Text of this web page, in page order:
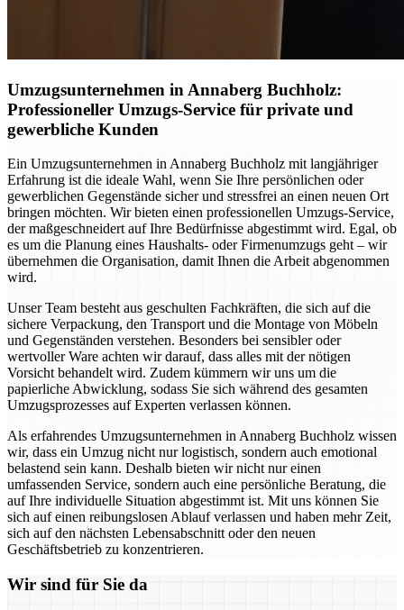
Umzugsunternehmen in Annaberg Buchholz:
Professioneller Umzugs-Service für private und
gewerbliche Kunden
Ein Umzugsunternehmen in Annaberg Buchholz mit langjähriger
Erfahrung ist die ideale Wahl, wenn Sie Ihre persönlichen oder
gewerblichen Gegenstände sicher und stressfrei an einen neuen Ort
bringen möchten. Wir bieten einen professionellen Umzugs-Service,
der maßgeschneidert auf Ihre Bedürfnisse abgestimmt wird. Egal, ob
es um die Planung eines Haushalts- oder Firmenumzugs geht – wir
übernehmen die Organisation, damit Ihnen die Arbeit abgenommen
wird.
Unser Team besteht aus geschulten Fachkräften, die sich auf die
sichere Verpackung, den Transport und die Montage von Möbeln
und Gegenständen verstehen. Besonders bei sensibler oder
wertvoller Ware achten wir darauf, dass alles mit der nötigen
Vorsicht behandelt wird. Zudem kümmern wir uns um die
papierliche Abwicklung, sodass Sie sich während des gesamten
Umzugsprozesses auf Experten verlassen können.
Als erfahrendes Umzugsunternehmen in Annaberg Buchholz wissen
wir, dass ein Umzug nicht nur logistisch, sondern auch emotional
belastend sein kann. Deshalb bieten wir nicht nur einen
umfassenden Service, sondern auch eine persönliche Beratung, die
auf Ihre individuelle Situation abgestimmt ist. Mit uns können Sie
sich auf einen reibungslosen Ablauf verlassen und haben mehr Zeit,
sich auf den nächsten Lebensabschnitt oder den neuen
Geschäftsbetrieb zu konzentrieren.
Wir sind für Sie da